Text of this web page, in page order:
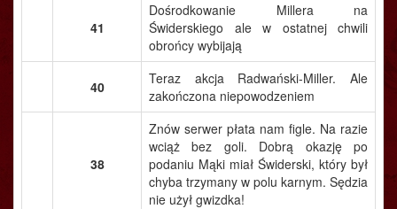
41
Dośrodkowanie Millera na
Świderskiego ale w ostatnej chwili
obrońcy wybijają
40
Teraz akcja Radwański-Miller. Ale
zakończona niepowodzeniem
38
Znów serwer płata nam figle. Na razie
wciąż bez goli. Dobrą okazję po
podaniu Mąki miał Świderski, który był
chyba trzymany w polu karnym. Sędzia
nie użył gwizdka!